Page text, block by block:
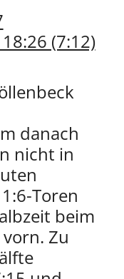
(7:12)
danach
nicht in
Toren
beim
Zu